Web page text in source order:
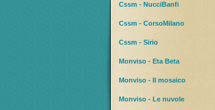
Cssm - NucciBanfi
Cssm - CorsoMilano
Cssm - Sirio
Monviso - Eta Beta
Monviso - Il mosaico
Monviso - Le nuvole